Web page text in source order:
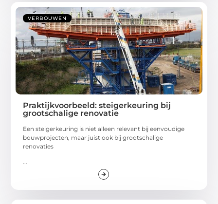
VERBOUWEN
Praktijkvoorbeeld: steigerkeuring bij
grootschalige renovatie
Een steigerkeuring is niet alleen relevant bij eenvoudige
bouwprojecten, maar juist ook bij grootschalige
renovaties
...